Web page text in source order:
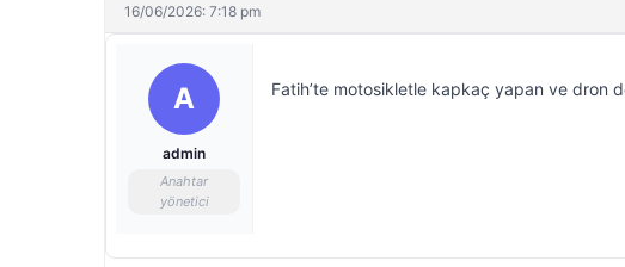
16/06/2026: 7:18 pm
A
admin
Anahtar
yönetici
Fatih’te motosikletle kapkaç yapan ve dron